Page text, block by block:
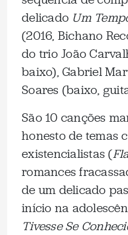
delicado Um
(2016, Bichano
do trio João
baixo), Gabriel
Soares (baixo,
São 10 canções
honesto de temas
existencialistas (
romances
de um delicado
início na
Tivesse Se